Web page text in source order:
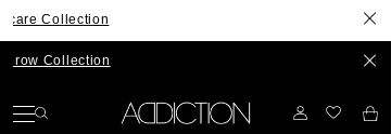
Collection
Collection